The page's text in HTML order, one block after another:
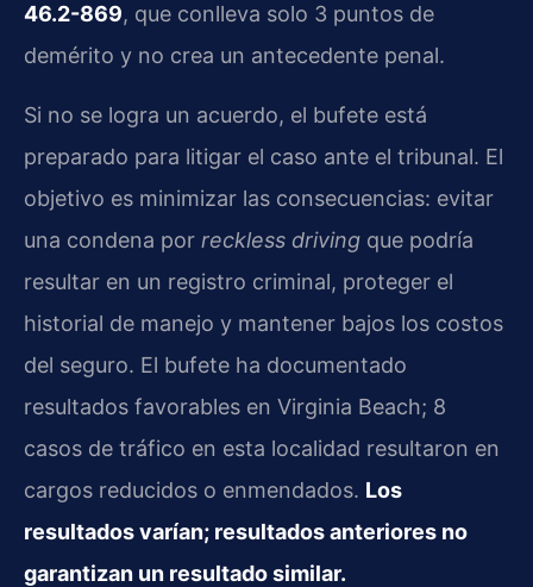
46.2-869, que conlleva solo 3 puntos de
demérito y no crea un antecedente penal.
Si no se logra un acuerdo, el bufete está
preparado para litigar el caso ante el tribunal. El
objetivo es minimizar las consecuencias: evitar
una condena por reckless driving que podría
resultar en un registro criminal, proteger el
historial de manejo y mantener bajos los costos
del seguro. El bufete ha documentado
resultados favorables en Virginia Beach; 8
casos de tráfico en esta localidad resultaron en
cargos reducidos o enmendados. Los
resultados varían; resultados anteriores no
garantizan un resultado similar.